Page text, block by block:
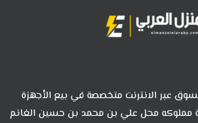
عبر الانترنت متخصصة في بيع الأجهزة
مملوكه محل علي بن محمد بن حسين الغانم